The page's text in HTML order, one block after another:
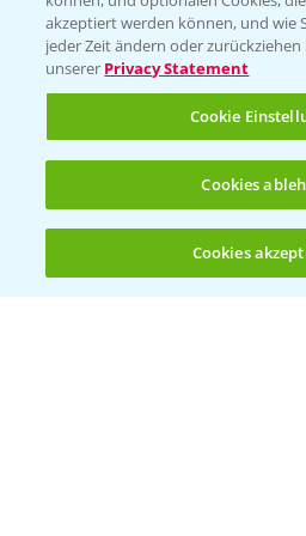
(noch
T.+49 (0)174 346
KONTAKT
Hilfe in Notfällen
+49 (0)214/30-
akzeptiert werden können, und wie
jeder Zeit ändern oder
unserer Privacy Statement
Cookie
Cookies
Cookies